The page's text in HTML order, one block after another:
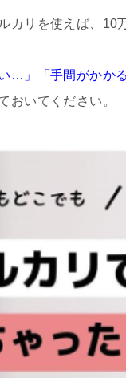
カリを使えば、
…」「手間がかか
おいてください。